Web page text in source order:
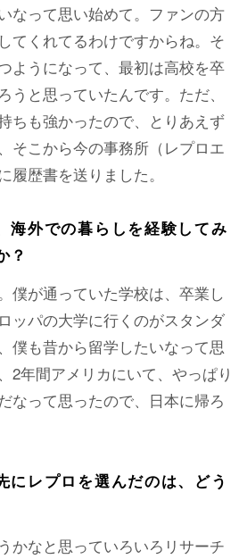
なって思い始めて。ファンの方
てくれてるわけですからね。そ
ようになって、最初は高校を卒
うと思っていたんです。ただ、
ちも強かったので、とりあえず
そこから今の事務所（レプロエ
履歴書を送りました。
外での暮らしを経験してみ
？
僕が通っていた学校は、卒業し
ッパの大学に行くのがスタンダ
僕も昔から留学したいなって思
2年間アメリカにいて、やっぱり
なって思ったので、日本に帰ろ
レプロを選んだのは、どう
かなと思っていろいろリサーチ